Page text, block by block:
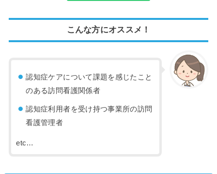
こんな方にオススメ！
認知症ケアについて課題を感じたこと
のある訪問看護関係者
認知症利用者を受け持つ事業所の訪問
看護管理者
etc…